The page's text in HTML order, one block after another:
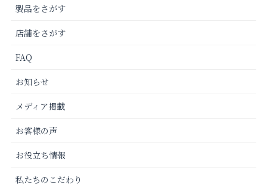
製品をさがす
店舗をさがす
FAQ
お知らせ
メディア掲載
お客様の声
お役立ち情報
私たちのこだわり